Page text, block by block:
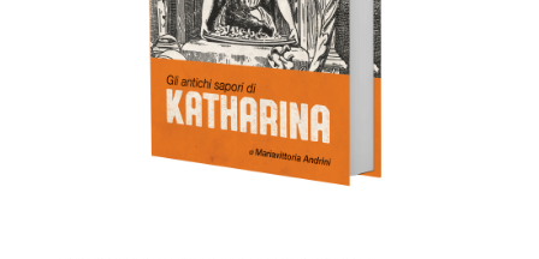
AGGIUNGI AL CARRELLO / DETTAGLI